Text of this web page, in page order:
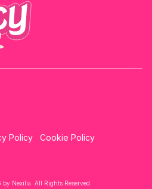
Policy
Cookie Policy
Nexilia. All Rights Reserved